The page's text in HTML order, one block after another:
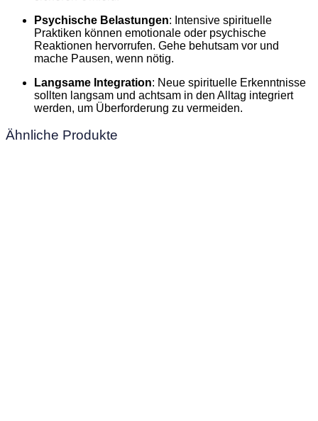
Psychische Belastungen: Intensive spirituelle
Praktiken können emotionale oder psychische
Reaktionen hervorrufen. Gehe behutsam vor und
mache Pausen, wenn nötig.
Langsame Integration: Neue spirituelle Erkenntnisse
sollten langsam und achtsam in den Alltag integriert
werden, um Überforderung zu vermeiden.
Ähnliche Produkte